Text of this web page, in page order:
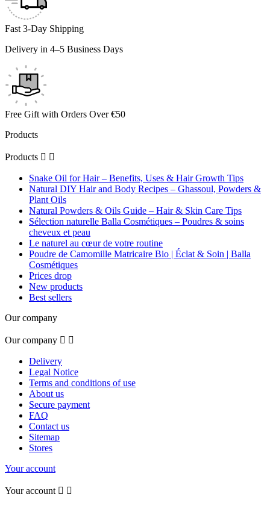
Fast 3-Day Shipping
Delivery in 4–5 Business Days
Free Gift with Orders Over €50
Products
Products  
Snake Oil for Hair – Benefits, Uses & Hair Growth Tips
Natural DIY Hair and Body Recipes – Ghassoul, Powders &
Plant Oils
Natural Powders & Oils Guide – Hair & Skin Care Tips
Sélection naturelle Balla Cosmétiques – Poudres & soins
cheveux et peau
Le naturel au cœur de votre routine
Poudre de Camomille Matricaire Bio | Éclat & Soin | Balla
Cosmétiques
Prices drop
New products
Best sellers
Our company
Our company  
Delivery
Legal Notice
Terms and conditions of use
About us
Secure payment
FAQ
Contact us
Sitemap
Stores
Your account
Your account  